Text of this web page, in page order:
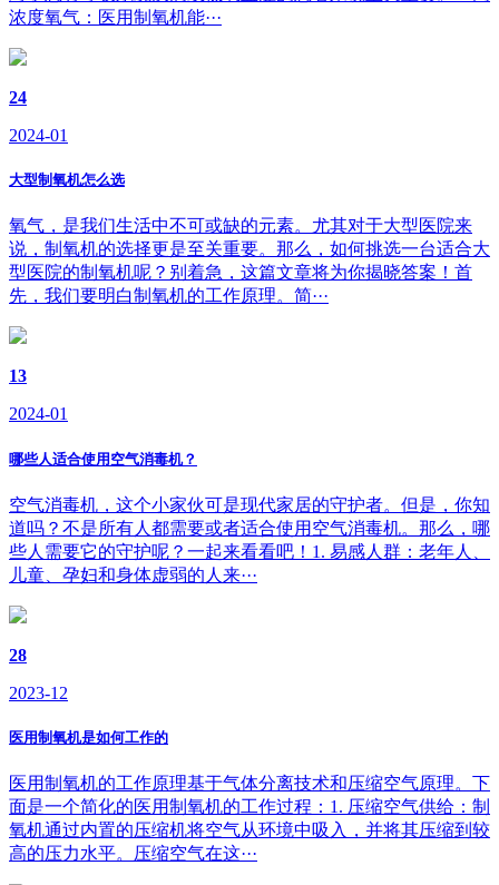
浓度氧气：医用制氧机能···
24
2024-01
大型制氧机怎么选
氧气，是我们生活中不可或缺的元素。尤其对于大型医院来
说，制氧机的选择更是至关重要。那么，如何挑选一台适合大
型医院的制氧机呢？别着急，这篇文章将为你揭晓答案！首
先，我们要明白制氧机的工作原理。简···
13
2024-01
哪些人适合使用空气消毒机？
空气消毒机，这个小家伙可是现代家居的守护者。但是，你知
道吗？不是所有人都需要或者适合使用空气消毒机。那么，哪
些人需要它的守护呢？一起来看看吧！1. 易感人群：老年人、
儿童、孕妇和身体虚弱的人来···
28
2023-12
医用制氧机是如何工作的
医用制氧机的工作原理基于气体分离技术和压缩空气原理。下
面是一个简化的医用制氧机的工作过程：1. 压缩空气供给：制
氧机通过内置的压缩机将空气从环境中吸入，并将其压缩到较
高的压力水平。压缩空气在这···